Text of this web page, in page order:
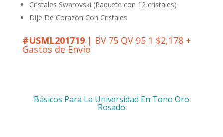
Cristales Swarovski (Paquete con 12 cristales)
Dije De Corazón Con Cristales
#USML201719| BV 75 QV 95 1 $2,178 +
Gastos de Envío
Básicos Para La Universidad En Tono Oro
Rosado